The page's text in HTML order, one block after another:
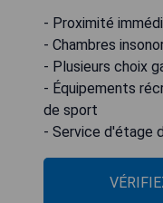
- Proximité
- Chambres
- Plusieurs choix
- Équipements
de sport
- Service d'étage